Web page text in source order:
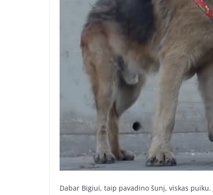
Dabar Bigiui, taip pavadino šunį, viskas